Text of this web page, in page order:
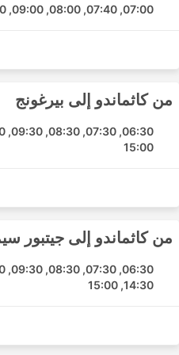
بيرغونج - كاثماندو
جيتبور سيمارا - كاثماندو
وفئات الحافلات
أحد أفضل الأشياء المتعلقة
تخصيص رحلتك تقريبًا مع
بالخصوصية والراحة، حيث تلبي
الاحتياجات المختلفة
07:00, 07:40, 08:00, 09:00, 10:00, 11:00
من كاثماندو إلى بيرغونج
15:00
من كاثماندو إلى جيتبور
14:30, 15:00